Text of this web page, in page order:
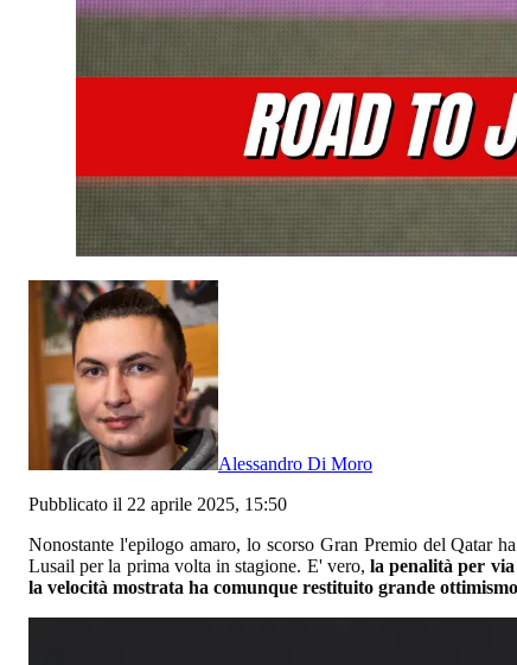
Alessandro Di Moro
Pubblicato il 22 aprile 2025, 15:50
Nonostante l'epilogo amaro, lo scorso Gran Premio del Qatar
Lusail per la prima volta in stagione. E' vero, la penalità per
la velocità mostrata ha comunque restituito grande